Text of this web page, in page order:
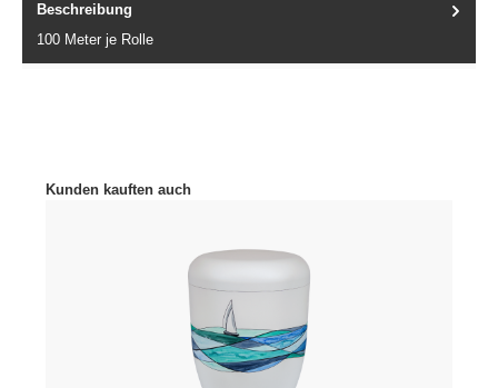
Beschreibung
100 Meter je Rolle
Produktgalerie überspringen
Kunden kauften auch